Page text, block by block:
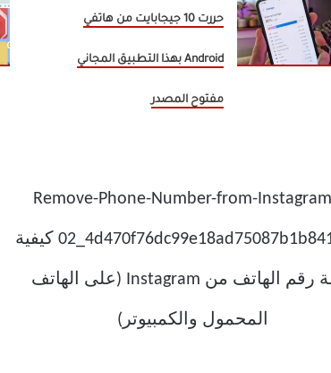
حررت 10 جيجابايت من هاتفي
Android بهذا التطبيق المجاني
مفتوح المصدر